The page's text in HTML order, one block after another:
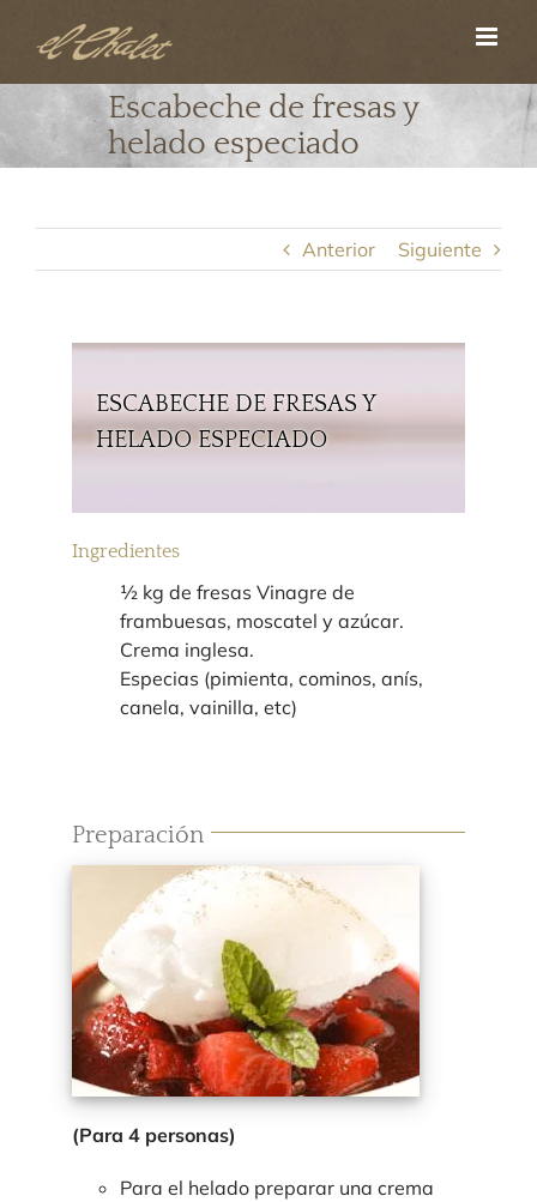
Escabeche de fresas y
helado especiado
Anterior Siguiente
ESCABECHE DE FRESAS Y
HELADO ESPECIADO
Ingredientes
½ kg de fresas Vinagre de
frambuesas, moscatel y azúcar.
Crema inglesa.
Especias (pimienta, cominos, anís,
canela, vainilla, etc)
Preparación
(Para 4 personas)
Para el helado preparar una crema